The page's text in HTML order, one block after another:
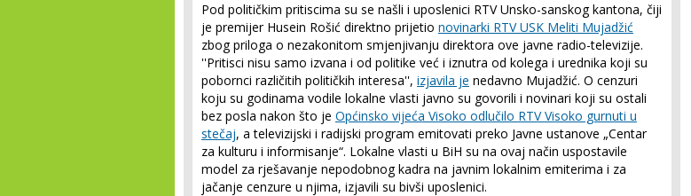
Pod političkim pritiscima su se našli i uposlenici RTV Unsko-sanskog kantona, čiji
je premijer Husein Rošić direktno prijetio novinarki RTV USK Meliti Mujadžić
zbog priloga o nezakonitom smjenjivanju direktora ove javne radio-televizije.
''Pritisci nisu samo izvana i od politike već i iznutra od kolega i urednika koji su
pobornci različitih političkih interesa'', izjavila je nedavno Mujadžić. O cenzuri
koju su godinama vodile lokalne vlasti javno su govorili i novinari koji su ostali
bez posla nakon što je Općinsko vijeća Visoko odlučilo RTV Visoko gurnuti u
stečaj, a televizijski i radijski program emitovati preko Javne ustanove „Centar
za kulturu i informisanje“. Lokalne vlasti u BiH su na ovaj način uspostavile
model za rješavanje nepodobnog kadra na javnim lokalnim emiterima i za
jačanje cenzure u njima, izjavili su bivši uposlenici.